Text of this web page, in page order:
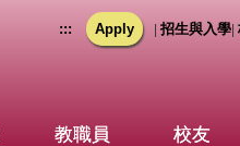
::: Apply 招生與入學|
教職員 校友